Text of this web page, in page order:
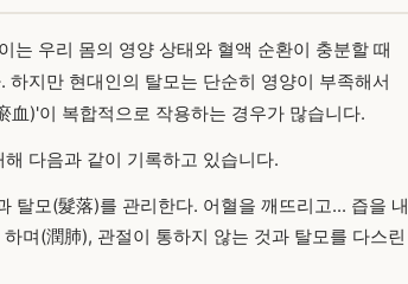
는 우리 몸의 영양 상태와 혈액 순환이 충분할 때
지만 현대인의 탈모는 단순히 영양이 부족해서
)'이 복합적으로 작용하는 경우가 많습니다.
다음과 같이 기록하고 있습니다.
탈모(髮落)를 관리한다. 어혈을 깨뜨리고... 즙을 내
며(潤肺), 관절이 통하지 않는 것과 탈모를 다스린